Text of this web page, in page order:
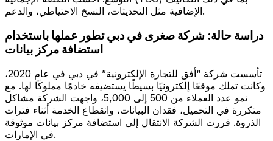
الإضافية مثل التحديثات، النسخ الاحتياطي، والدعم.
دراسة حالة: شركة صغرى في دبي تطور عملها باستخدام
استضافة مركز بيانات
تأسست شركة “أفق للتجارة الإلكترونية” في دبي في عام 2020،
وكانت تملك موقعًا إلكترونيًا بسيطًا يستضيفه خادمًا مملوكًا لها. مع
نمو عدد العملاء من 500 إلى 5,000، واجهت الشركة مشاكل
متكررة في التحميل، فقدان البيانات، وانقطاع الخدمة أثناء فترات
الذروة. قررت الشركة الانتقال إلى استضافة مركز بيانات موثوقة
في الإمارات.